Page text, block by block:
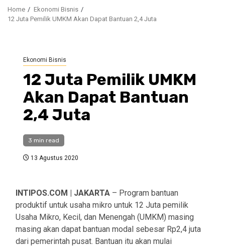
Home
Ekonomi Bisnis
12 Juta Pemilik UMKM Akan Dapat Bantuan 2,4 Juta
Ekonomi Bisnis
12 Juta Pemilik UMKM
Akan Dapat Bantuan
2,4 Juta
3 min read
13 Agustus 2020
INTIPOS.COM | JAKARTA – Program bantuan
produktif untuk usaha mikro untuk 12 Juta pemilik
Usaha Mikro, Kecil, dan Menengah (UMKM) masing
masing akan dapat bantuan modal sebesar Rp2,4 juta
dari pemerintah pusat. Bantuan itu akan mulai